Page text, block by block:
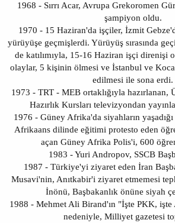
1968 - Sırrı Acar, Avrupa Grekoromen
şampiyon oldu.
1970 - 15 Haziran'da işçiler, İzmit
yürüyüşe geçmişlerdi. Yürüyüş sırasında
de katılımıyla, 15-16 Haziran işçi direnişi
olaylar, 5 kişinin ölmesi ve İstanbul ve
edilmesi ile sona erdi.
1973 - TRT - MEB ortaklığıyla hazırlanan,
Hazırlık Kursları televizyondan
1976 - Güney Afrika'da siyahların yaşadığı
Afrikaans dilinde eğitimi protesto eden
açan Güney Afrika Polis'i, 600
1983 - Yuri Andropov, SSCB
1987 - Türkiye'yi ziyaret eden İran
Musavi'nin, Anıtkabir'i ziyaret etmemesi
İnönü, Başbakanlık önüne siyah
1988 - Mehmet Ali Birand'ın "İşte PKK, işte
nedeniyle, Milliyet gazetesi